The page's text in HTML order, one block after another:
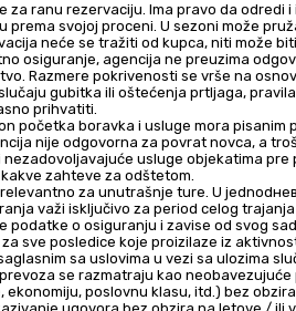
za ranu rezervaciju. Ima pravo da
prema svojoj proceni. U sezoni može
neće se tražiti od kupca, niti može
osiguranje, agencija ne preuzima
Razmere pokrivenosti se vrše na
gubitka ili oštećenja prtljaga,
prihvatiti.
početka boravka i usluge mora
nije odgovorna za povrat novca, a
usluge objekatima
zahteve za odštetom.
za unutrašnje ture. U
važi isključivo za period celog
podatke o osiguranju i zavise od svog
sve posledice koje proizilaze iz
sa uslovima u vezi sa ulozima
se razmatraju kao
ekonomiju, poslovnu klasu, itd.) bez